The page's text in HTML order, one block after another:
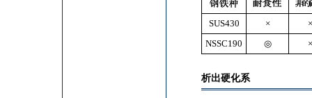
SUS430 ×
×
NSSC190
◎ ×
析出硬化系